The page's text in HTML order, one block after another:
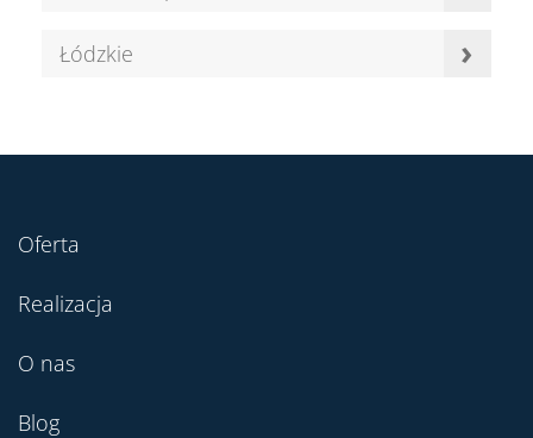
Łódzkie ›
Oferta
Realizacja
O nas
Blog